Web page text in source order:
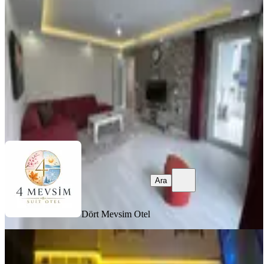
135 m²·5. Kat ·31.07.2026
1.000 ₺
Dört Mevsim Otel
Ara
Dört Mevsim Otel
Ara
Samsun Günlük Kiralık Daire